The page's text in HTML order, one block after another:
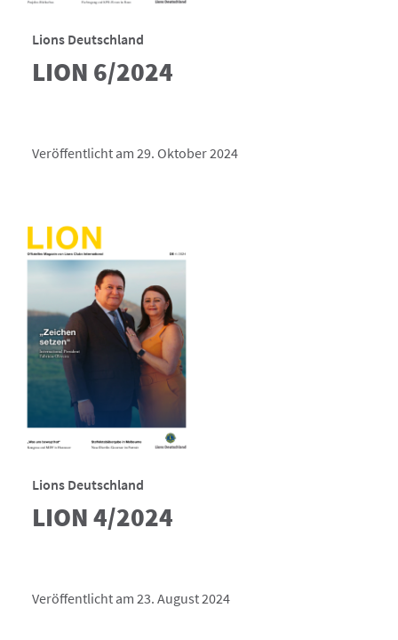
Lions Deutschland
LION 6/2024
Veröffentlicht am 29. Oktober 2024
Lions Deutschland
LION 4/2024
Veröffentlicht am 23. August 2024